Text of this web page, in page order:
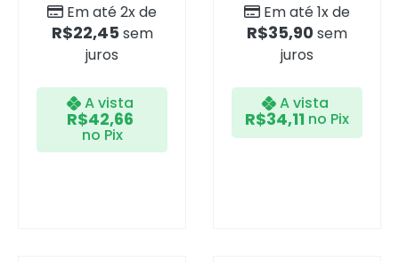
Em até 2x de
R$22,45 sem
juros
A vista
R$42,66
no Pix
Em até 1x de
R$35,90 sem
juros
A vista
R$34,11 no Pix